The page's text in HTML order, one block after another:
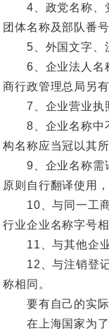
4、政党名称、党
团体名称及部队番
5、外国文字、汉
6、企业法人名称
商行政管理总局另
7、企业营业执
8、企业名称中不
构名称应当冠以其
9、企业名称需译
原则自行翻译使用
10、与同一工商
行业企业名称字号
11、与其他企业
12、与注销登记
称相同。
要有自己的实际
在上海国家为了